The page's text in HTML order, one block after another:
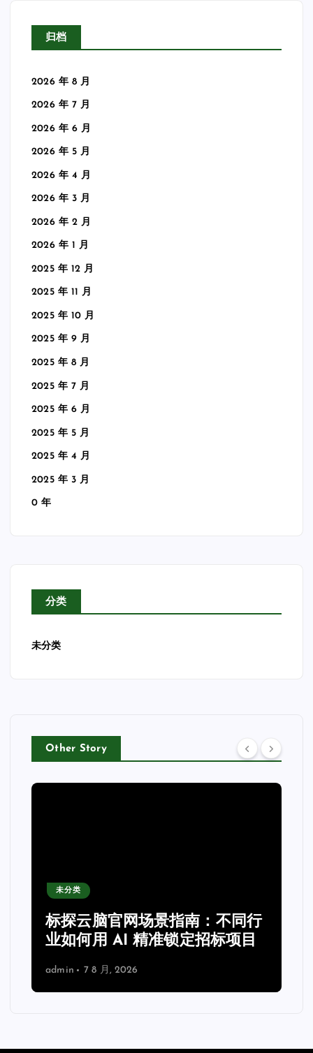
归档
2026 年 8 月
2026 年 7 月
2026 年 6 月
2026 年 5 月
2026 年 4 月
2026 年 3 月
2026 年 2 月
2026 年 1 月
2025 年 12 月
2025 年 11 月
2025 年 10 月
2025 年 9 月
2025 年 8 月
2025 年 7 月
2025 年 6 月
2025 年 5 月
2025 年 4 月
2025 年 3 月
0 年
分类
未分类
Other Story
未分类
标探云脑官网场景指南：不同行
业如何用 AI 精准锁定招标项目
admin 7 8 月, 2026